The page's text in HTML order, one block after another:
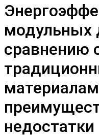
модульных
сравнению
недостатки